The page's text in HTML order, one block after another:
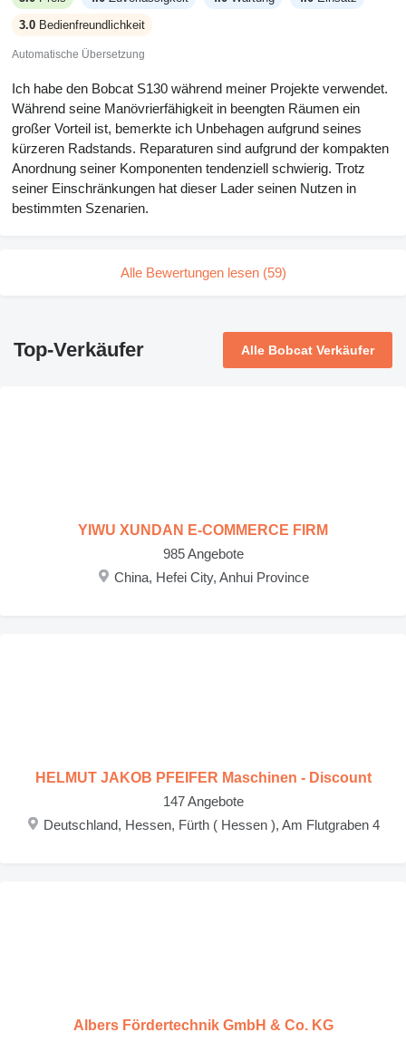
3.0 Bedienfreundlichkeit
Automatische Übersetzung
Ich habe den Bobcat S130 während meiner Projekte verwendet.
Während seine Manövrierfähigkeit in beengten Räumen ein
großer Vorteil ist, bemerkte ich Unbehagen aufgrund seines
kürzeren Radstands. Reparaturen sind aufgrund der kompakten
Anordnung seiner Komponenten tendenziell schwierig. Trotz
seiner Einschränkungen hat dieser Lader seinen Nutzen in
bestimmten Szenarien.
Alle Bewertungen lesen (59)
Top-Verkäufer Alle Bobcat Verkäufer
YIWU XUNDAN E-COMMERCE FIRM
985 Angebote
China, Hefei City, Anhui Province
HELMUT JAKOB PFEIFER Maschinen - Discount
147 Angebote
Deutschland, Hessen, Fürth ( Hessen ), Am Flutgraben 4
Albers Fördertechnik GmbH & Co. KG